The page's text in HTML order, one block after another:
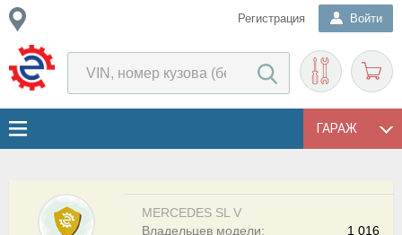
Регистрация Войти
ГАРАЖ
MERCEDES SL V
1 016
Владельцев модели: